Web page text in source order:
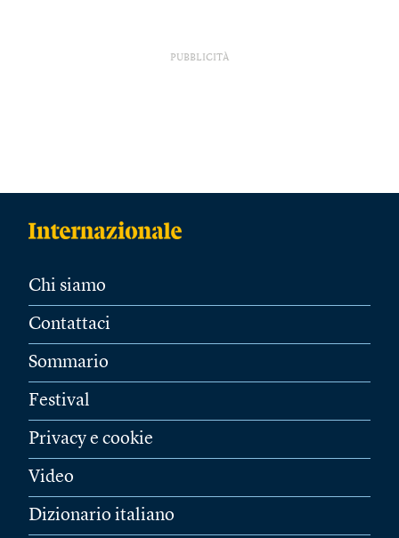
PUBBLICITÀ
Chi siamo
Contattaci
Sommario
Festival
Privacy e cookie
Video
Dizionario italiano